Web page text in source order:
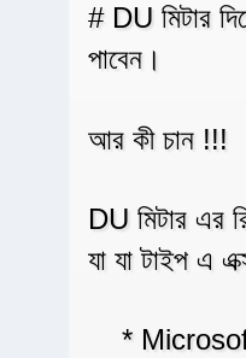
# DU মিটার
পাবেন।
আর কী চান !!!
DU মিটার এর
যা যা টাইপ এ
*